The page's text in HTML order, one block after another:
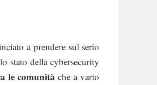
a prendere sul serio
stato della cybersecurity
le comunità che a vario